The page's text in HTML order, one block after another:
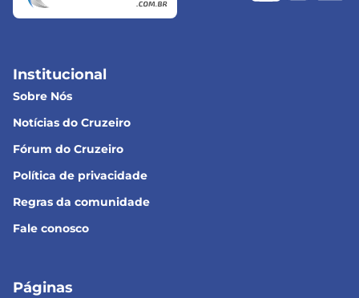
Institucional
Sobre Nós
Notícias do Cruzeiro
Fórum do Cruzeiro
Política de privacidade
Regras da comunidade
Fale conosco
Páginas